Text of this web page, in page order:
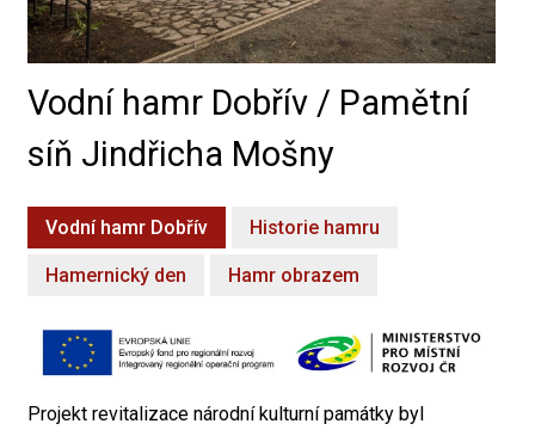
Vodní hamr Dobřív / Pamětní
síň Jindřicha Mošny
Vodní hamr Dobřív Historie hamru
Hamernický den Hamr obrazem
Projekt revitalizace národní kulturní památky byl